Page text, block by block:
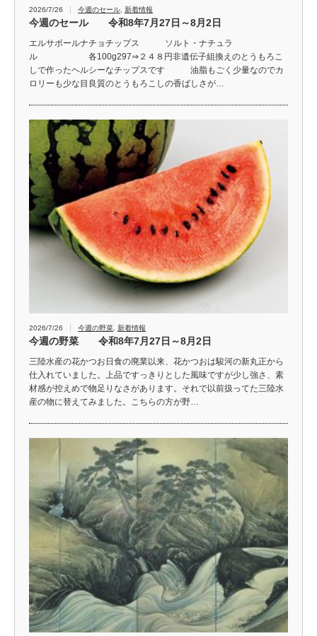
2026/7/26 今週のセール 新着情報
今週のセール 令和8年7月27日～8月2日
エルサボールナチョチップス ソルト・ナチュラ
ル 各100g297⇒２４８円非遺伝子組換えのとうもろこ
しで作ったヘルシーなチップスです 油脂もごく少量なのでカ
ロリーも少な目良質のとうもろこしの香ばしさが…
2026/7/26 今週の野菜 新着情報
今週の野菜 令和8年7月27日～8月2日
三陸水産の花かつお日食の廃業以来、花かつおは駿河の新丸正から
仕入れていました。上品ですっきりとした風味ですが少し強さ、素
材感が控えめで物足りなさがあります。それで以前扱ってた三陸水
産の物に替えてみました。こちらの方が野…